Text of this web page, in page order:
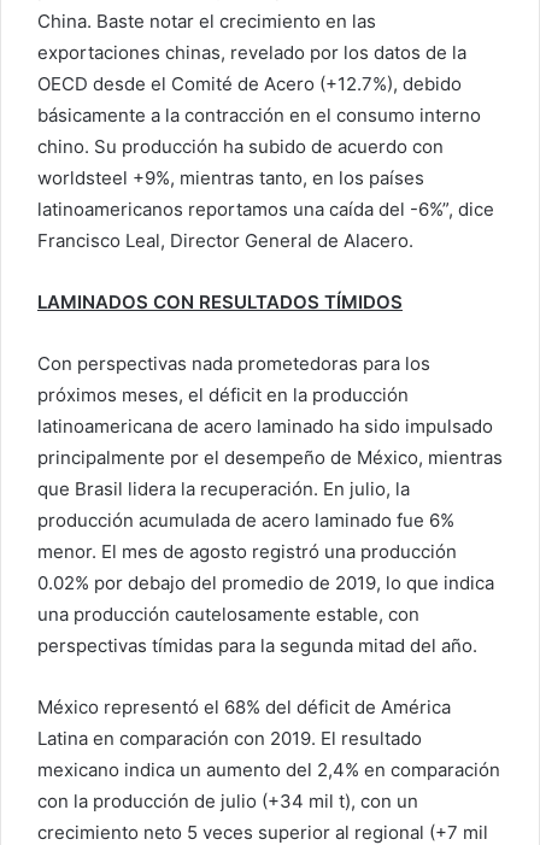
China. Baste notar el crecimiento en las
exportaciones chinas, revelado por los datos de la
OECD desde el Comité de Acero (+12.7%), debido
básicamente a la contracción en el consumo interno
chino. Su producción ha subido de acuerdo con
worldsteel +9%, mientras tanto, en los países
latinoamericanos reportamos una caída del -6%”, dice
Francisco Leal, Director General de Alacero.
LAMINADOS CON RESULTADOS TÍMIDOS
Con perspectivas nada prometedoras para los
próximos meses, el déficit en la producción
latinoamericana de acero laminado ha sido impulsado
principalmente por el desempeño de México, mientras
que Brasil lidera la recuperación. En julio, la
producción acumulada de acero laminado fue 6%
menor. El mes de agosto registró una producción
0.02% por debajo del promedio de 2019, lo que indica
una producción cautelosamente estable, con
perspectivas tímidas para la segunda mitad del año.
México representó el 68% del déficit de América
Latina en comparación con 2019. El resultado
mexicano indica un aumento del 2,4% en comparación
con la producción de julio (+34 mil t), con un
crecimiento neto 5 veces superior al regional (+7 mil